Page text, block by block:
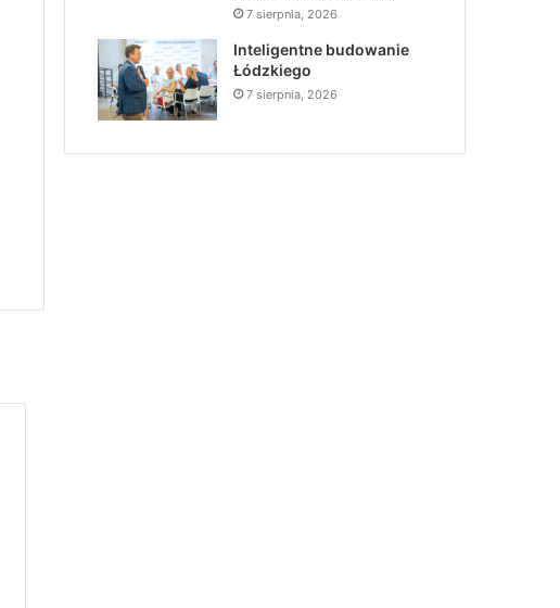
7 sierpnia, 2026
Inteligentne budowanie
Łódzkiego
7 sierpnia, 2026